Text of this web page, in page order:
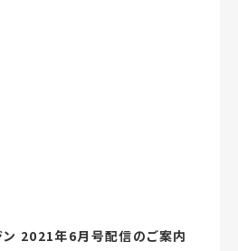
2021年6月号配信のご案内